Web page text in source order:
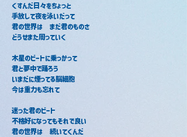
くすんだ日々をちょっと
手放して夜を泳いだって
君の世界は　まだ君のものさ
どうせまた周っていく
木星のビートに乗っかって
君と夢中で踊ろう
いまだに煙ってる脳細胞
今は重力も忘れて
迷った君のビート
不格好になってもそれで良い
君の世界は　続いてくんだ